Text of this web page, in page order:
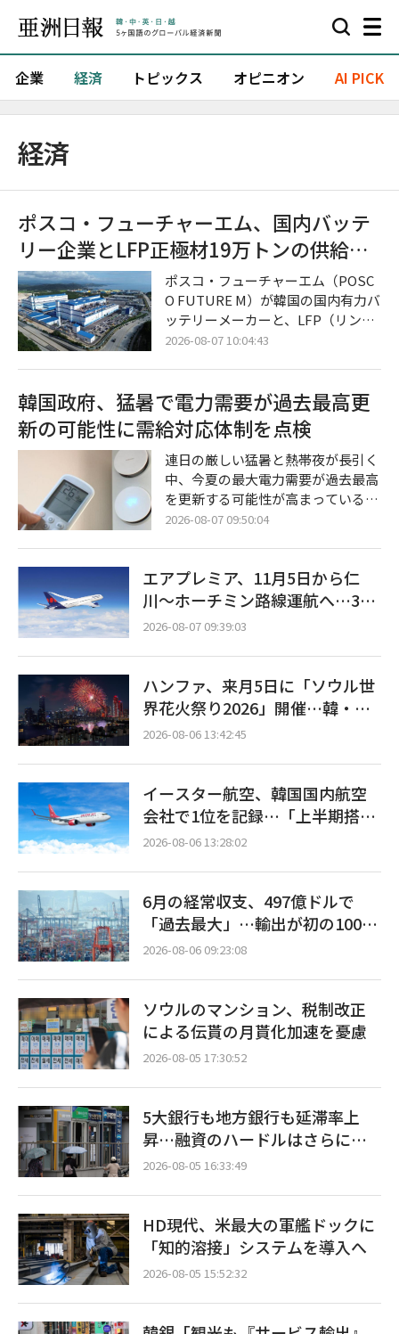
企業 経済 トピックス オピニオン AI PICK
経済
ポスコ・フューチャーエム、国内バッテ
リー企業とLFP正極材19万トンの供給契
約を締結
ポスコ・フューチャーエム（POSC
O FUTURE M）が韓国の国内有力バ
ッテリーメーカーと、LFP（リン酸
鉄リチウム）用正極材の大規模な長
合意は、北米におけるエネルギー貯
蔵システム（ESS）の爆発的な需要
に先手を打って対応するために締結
されたものである。ポスコ・フュー
チャーエムは来年から2032年までの
6年間、19万トン以上のLFP用正極
材を同バッテリー企業に供給する予
ついての詳細な協議を進め、第3四
半期中に正式契
2026-08-07 10:04:43
韓国政府、猛暑で電力需要が過去最高更
新の可能性に需給対応体制を点検
連日の厳しい猛暑と熱帯夜が長引く
中、今夏の最大電力需要が過去最高
を更新する可能性が高まっている。
韓国政府は、夏季休暇の消化後に産
予備資源の確保状況について集中的
な点検に乗り出した。 気候エネルギ
市（ナジュシ）の電力取引所本館に
て、キム・ソンファン長官の主宰に
よる「夏季電力需給点検会議」を開
催すると明らかにした。 今回の会議
は、北太平洋高気圧とチベット高気
圧の複合的な影響により全国的な猛
2026-08-07 09:50:04
エアプレミア、11月5日から仁
川〜ホーチミン路線運航へ…3年
2ヶ月ぶりの再開
2026-08-07 09:39:03
ハンファ、来月5日に「ソウル世
界花火祭り2026」開催…韓・
米・英の3カ国が参加
2026-08-06 13:42:45
イースター航空、韓国国内航空
会社で1位を記録…「上半期搭乗
率93%」
2026-08-06 13:28:02
6月の経常収支、497億ドルで
「過去最大」…輸出が初の1000
億ドル突破
2026-08-06 09:23:08
ソウルのマンション、税制改正
による伝貰の月貰化加速を憂慮
2026-08-05 17:30:52
5大銀行も地方銀行も延滞率上
昇…融資のハードルはさらに高
く
2026-08-05 16:33:49
HD現代、米最大の軍艦ドックに
「知的溶接」システムを導入へ
2026-08-05 15:52:32